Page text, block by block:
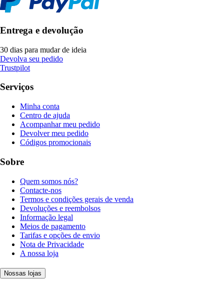
Entrega e devolução
30 dias para mudar de ideia
Devolva seu pedido
Trustpilot
Serviços
Minha conta
Centro de ajuda
Acompanhar meu pedido
Devolver meu pedido
Códigos promocionais
Sobre
Quem somos nós?
Contacte-nos
Termos e condições gerais de venda
Devoluções e reembolsos
Informação legal
Meios de pagamento
Tarifas e opções de envio
Nota de Privacidade
A nossa loja
Nossas lojas